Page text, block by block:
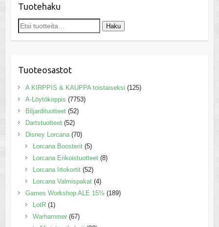
Tuotehaku
Etsi: Haku
Tuoteosastot
A KIRPPIS & KAUPPA toistaiseksi (125)
A-Löytökirppis (7753)
Biljardituotteet (52)
Dartstuotteet (52)
Disney Lorcana (70)
Lorcana Boosterit (5)
Lorcana Erikoistuotteet (8)
Lorcana Irtokortit (52)
Lorcana Valmispakat (4)
Games Workshop ALE 15% (189)
LotR (1)
Warhammer (67)